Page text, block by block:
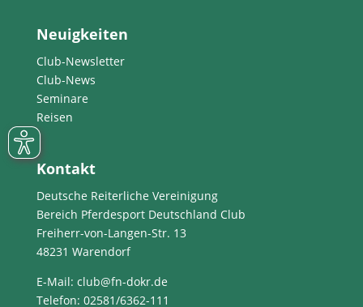
Neuigkeiten
Club-Newsletter
Club-News
Seminare
Reisen
Kontakt
Deutsche Reiterliche Vereinigung
Bereich Pferdesport Deutschland Club
Freiherr-von-Langen-Str. 13
48231 Warendorf
E-Mail: club@fn-dokr.de
Telefon: 02581/6362-111